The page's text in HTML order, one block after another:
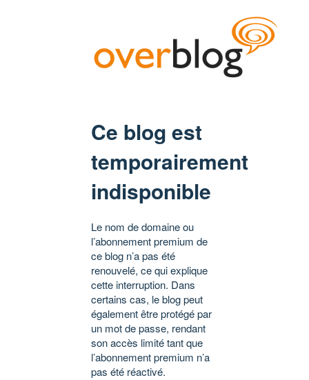
Ce blog est
temporairement
indisponible
Le nom de domaine ou
l’abonnement premium de
ce blog n’a pas été
renouvelé, ce qui explique
cette interruption. Dans
certains cas, le blog peut
également être protégé par
un mot de passe, rendant
son accès limité tant que
l’abonnement premium n’a
pas été réactivé.